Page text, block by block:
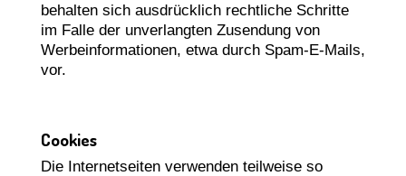
behalten sich ausdrücklich rechtliche Schritte
im Falle der unverlangten Zusendung von
Werbeinformationen, etwa durch Spam-E-Mails,
vor.
Cookies
Die Internetseiten verwenden teilweise so